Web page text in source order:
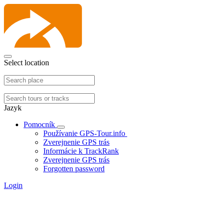
Select location
Jazyk
Pomocník
Používanie GPS-Tour.info
Zverejnenie GPS trás
Informácie k TrackRank
Zverejnenie GPS trás
Forgotten password
Login